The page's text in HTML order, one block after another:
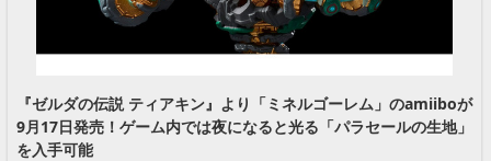
『ゼルダの伝説 ティアキン』より「ミネルゴーレム」のamiiboが
9月17日発売！ゲーム内では夜になると光る「パラセールの生地」
を入手可能